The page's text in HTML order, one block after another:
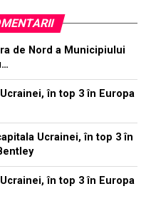
de Nord a Municipiului
în top 3 în Europa
Ucrainei, în top 3 în
în top 3 în Europa